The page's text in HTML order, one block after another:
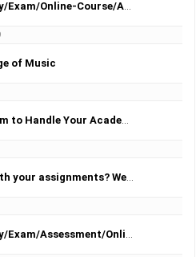
Assessment/Dissertation/Translation Helper!
of Music
Your Academic Appeals
We provide you the solutions!
Online Course/Dissertation/Translation